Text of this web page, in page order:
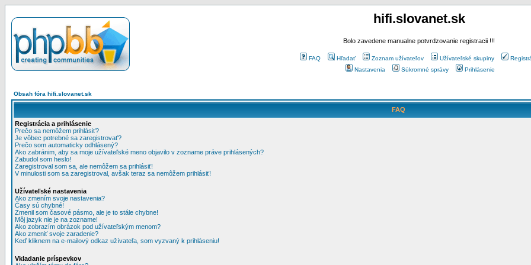
hifi.slovanet.sk
Bolo zavedene manualne potvrdzovanie registracii !!!
FAQ Hľadať Zoznam užívateľov Užívateľské skupiny
Nastavenia
Súkromné správy Prihlásenie
Obsah fóra hifi.slovanet.sk
FAQ
Registrácia a prihlásenie
Prečo sa nemôžem prihlásiť?
Je vôbec potrebné sa zaregistrovať?
Prečo som automaticky odhlásený?
Ako zabránim, aby sa moje užívateľské meno objavilo v zozname práve prihlásených?
Zabudol som heslo!
Zaregistroval som sa, ale nemôžem sa prihlásiť!
V minulosti som sa zaregistroval, avšak teraz sa nemôžem prihlásiť!
Užívateľské nastavenia
Ako zmením svoje nastavenia?
Časy sú chybné!
Zmenil som časové pásmo, ale je to stále chybne!
Môj jazyk nie je na zozname!
Ako zobrazím obrázok pod užívateľským menom?
Ako zmeniť svoje zaradenie?
Keď kliknem na e-mailový odkaz užívateľa, som vyzvaný k prihláseniu!
Vkladanie príspevkov